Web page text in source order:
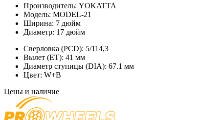
Производитель: YOKATTA
Модель: MODEL-21
Ширина: 7 дюйм
Диаметр: 17 дюйм
Сверловка (PCD): 5/114,3
Вылет (ET): 41 мм
Диаметр ступицы (DIA): 67.1 мм
Цвет: W+B
Цены и наличие